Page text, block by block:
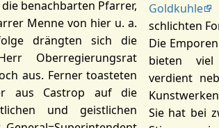
benachbarten Pfarrer,
Menne von hier u. a.
drängten sich die
Oberregierungsrat
aus. Ferner toasteten
aus Castrop auf die
und geistlichen
Goldkuhle
schlichten
Die
bieten viel
verdient
Sie hat bei